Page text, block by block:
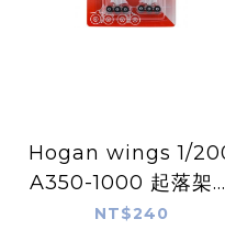
Hogan wings 1/200
A350-1000 起落架機
輪組
NT$240